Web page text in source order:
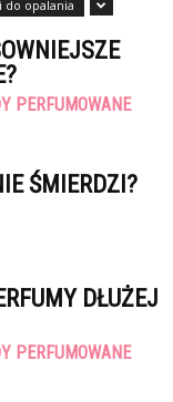
do opalania
PERFUMOWANE
ŚMIERDZI?
DŁUŻEJ
PERFUMOWANE